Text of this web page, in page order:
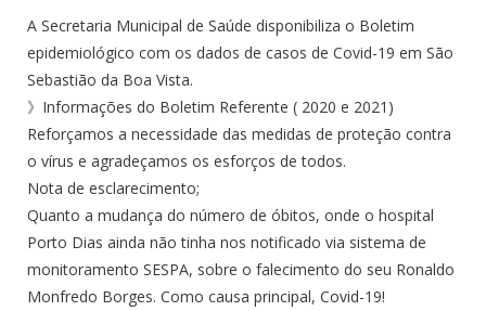
A Secretaria Municipal de Saúde disponibiliza o Boletim
epidemiológico com os dados de casos de Covid-19 em São
Sebastião da Boa Vista.
》Informações do Boletim Referente ( 2020 e 2021)
Reforçamos a necessidade das medidas de proteção contra
o vírus e agradeçamos os esforços de todos.
Nota de esclarecimento;
Quanto a mudança do número de óbitos, onde o hospital
Porto Dias ainda não tinha nos notificado via sistema de
monitoramento SESPA, sobre o falecimento do seu Ronaldo
Monfredo Borges. Como causa principal, Covid-19!